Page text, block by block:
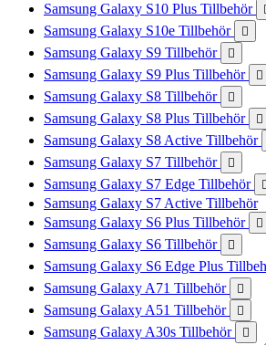
Samsung Galaxy S10 Plus Tillbehör
Samsung Galaxy S10e Tillbehör 
Samsung Galaxy S9 Tillbehör 
Samsung Galaxy S9 Plus Tillbehör 
Samsung Galaxy S8 Tillbehör 
Samsung Galaxy S8 Plus Tillbehör 
Samsung Galaxy S8 Active Tillbehör
Samsung Galaxy S7 Tillbehör 
Samsung Galaxy S7 Edge Tillbehör 
Samsung Galaxy S7 Active Tillbehör
Samsung Galaxy S6 Plus Tillbehör

Samsung Galaxy S6 Tillbehör 
Samsung Galaxy S6 Edge Plus
Samsung Galaxy A71 Tillbehör 
Samsung Galaxy A51 Tillbehör 
Samsung Galaxy A30s Tillbehör 